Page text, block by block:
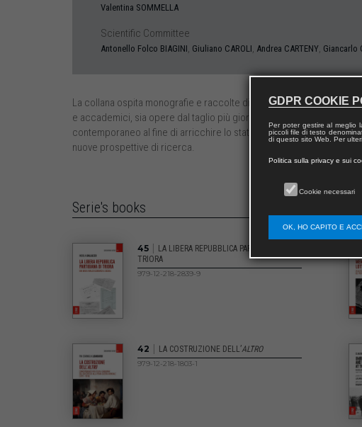
Valentina SOMMELLA
Scientific Committee
Antonello Folco BIAGINI, Giuliano CAROLI, Andrea CARTENY, Giancarlo
La collana ospita monografie e raccolte di saggi critici riguardanti
e accademici, sia opere dal taglio più giornalistico-divulgativo, in
contemporaneo al fine di arricchire lo stato dell’arte con contributi
nuove prospettive di ricerca.
Serie's books
45 | LA LIBERA REPUBBLICA PARTIGIANA DI
TRIORA
979-12-218-2839-9
42 | LA COSTRUZIONE DELL’ALTRO
979-12-218-1803-1
GDPR COOKIE
Per poter gestire al meglio
piccoli file di testo
di questo sito Web. Per
Politica sulla privacy e sui
Cookie necessari
OK, HO CAPITO E